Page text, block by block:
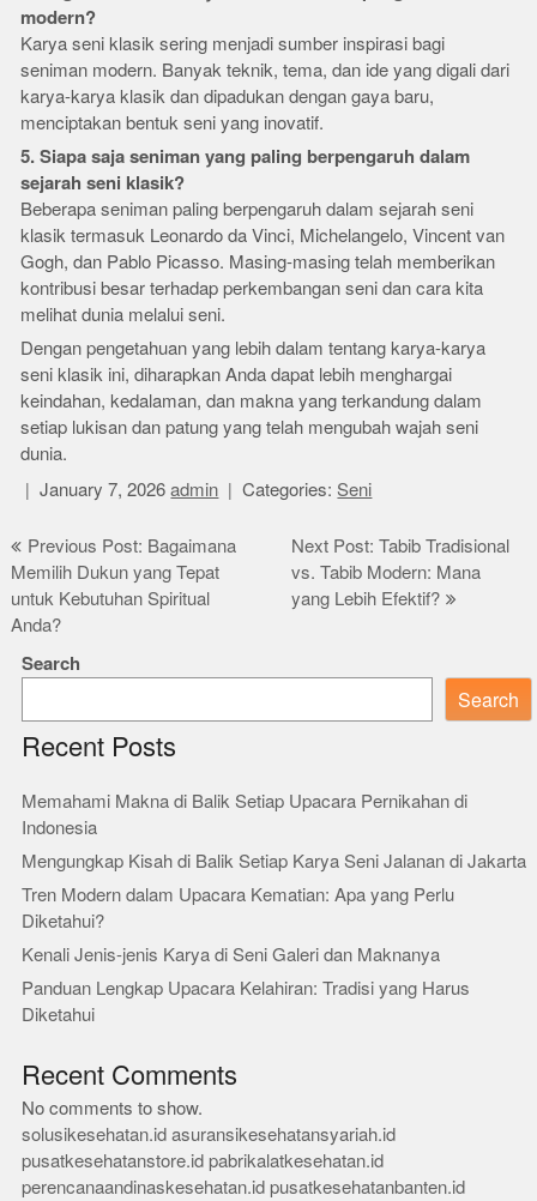
modern?
Karya seni klasik sering menjadi sumber inspirasi bagi
seniman modern. Banyak teknik, tema, dan ide yang digali dari
karya-karya klasik dan dipadukan dengan gaya baru,
menciptakan bentuk seni yang inovatif.
5. Siapa saja seniman yang paling berpengaruh dalam
sejarah seni klasik?
Beberapa seniman paling berpengaruh dalam sejarah seni
klasik termasuk Leonardo da Vinci, Michelangelo, Vincent van
Gogh, dan Pablo Picasso. Masing-masing telah memberikan
kontribusi besar terhadap perkembangan seni dan cara kita
melihat dunia melalui seni.
Dengan pengetahuan yang lebih dalam tentang karya-karya
seni klasik ini, diharapkan Anda dapat lebih menghargai
keindahan, kedalaman, dan makna yang terkandung dalam
setiap lukisan dan patung yang telah mengubah wajah seni
dunia.
January 7, 2026 admin Categories:Seni
Post
navigation
Previous Post: Bagaimana
Memilih Dukun yang Tepat
untuk Kebutuhan Spiritual
Anda?
Next Post: Tabib Tradisional
vs. Tabib Modern: Mana
yang Lebih Efektif?
Search
Search
Recent Posts
Memahami Makna di Balik Setiap Upacara Pernikahan di
Indonesia
Mengungkap Kisah di Balik Setiap Karya Seni Jalanan di Jakarta
Tren Modern dalam Upacara Kematian: Apa yang Perlu
Diketahui?
Kenali Jenis-jenis Karya di Seni Galeri dan Maknanya
Panduan Lengkap Upacara Kelahiran: Tradisi yang Harus
Diketahui
Recent Comments
No comments to show.
solusikesehatan.id asuransikesehatansyariah.id
pusatkesehatanstore.id pabrikalatkesehatan.id
perencanaandinaskesehatan.id pusatkesehatanbanten.id